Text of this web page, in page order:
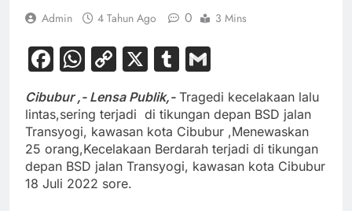
Admin 4 Tahun Ago 0 3 Mins
Facebook
WhatsApp
Copy
Link
X Tumblr
Cibubur ,- Lensa Publik,-Tragedi kecelakaan lalu
lintas,sering terjadi di tikungan depan BSD jalan
Transyogi, kawasan kota Cibubur ,Menewaskan
25 orang,Kecelakaan Berdarah terjadi di tikungan
depan BSD jalan Transyogi, kawasan kota Cibubur
18 Juli 2022 sore.